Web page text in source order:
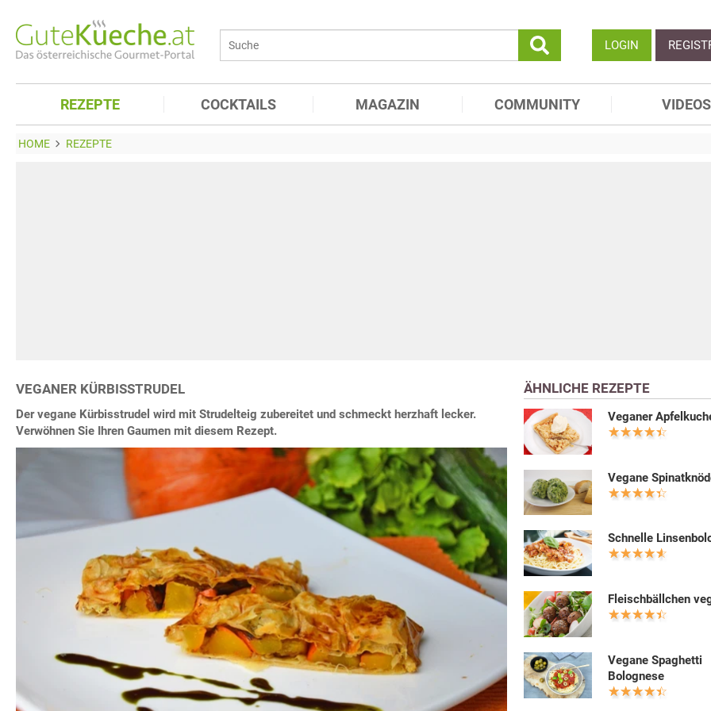
LOGIN
REZEPTE COCKTAILS MAGAZIN COMMUNITY VIDEOS
HOME REZEPTE
VEGANER KÜRBISSTRUDEL
Der vegane Kürbisstrudel wird mit Strudelteig zubereitet und schmeckt herzhaft lecker.
Verwöhnen Sie Ihren Gaumen mit diesem Rezept.
ÄHNLICHE REZEPTE
Veganer
Vegane
Schnelle
Fleischbällchen
Vegane Spaghetti
Bolognese